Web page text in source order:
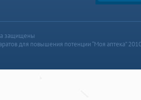
защищены
для повышения потенции “Моя аптека”